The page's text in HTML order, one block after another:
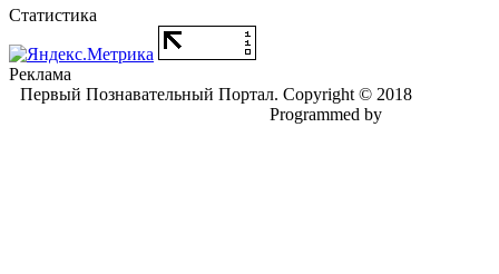
Статистика
Реклама
Первый Познавательный Портал. Copyright © 2018
Programmed by